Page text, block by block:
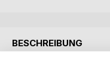
BESCHREIBUNG